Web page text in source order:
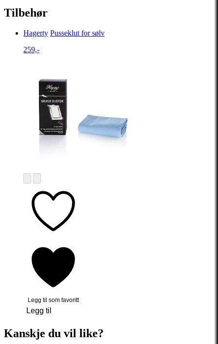
Tilbehør
Hagerty Pusseklut for sølv
259,-
Legg til som favoritt
Legg til
Kanskje du vil like?